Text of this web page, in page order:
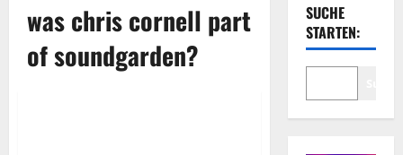
was chris cornell part
of soundgarden?
SUCHE
STARTEN: